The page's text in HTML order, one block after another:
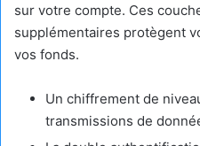
sur votre compte. Ces
supplémentaires protègent
vos fonds.
Un chiffrement de
transmissions de